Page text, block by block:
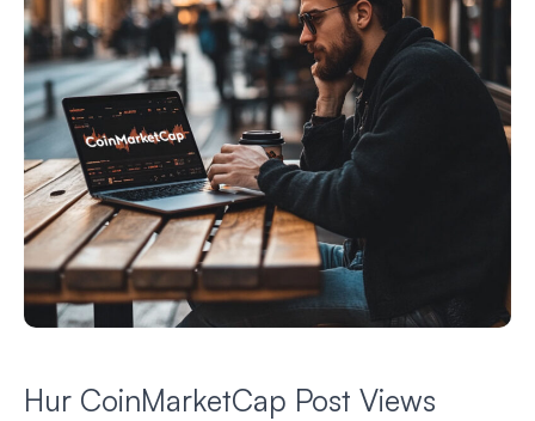
Hur CoinMarketCap Post Views